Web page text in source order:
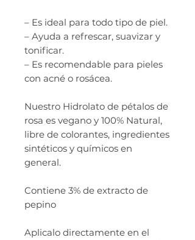
– Es ideal para todo tipo de piel.
– Ayuda a refrescar, suavizar y
tonificar.
– Es recomendable para pieles
con acné o rosácea.
Nuestro Hidrolato de pétalos de
rosa es vegano y 100% Natural,
libre de colorantes, ingredientes
sintéticos y químicos en
general.
Contiene 3% de extracto de
pepino
Aplicalo directamente en el